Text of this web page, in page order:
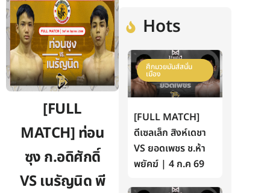
[FULL
MATCH] ท่อน
ซุง ก.อดิศักดิ์
VS เนรัญนิด พี
Hots
ศึกมวยมันส์สนั่น
เมือง
[FULL MATCH]
ดีเซลเล็ก สิงห์เดชา
VS ยอดเพชร ช.ห้า
พยัคฆ์ | 4 ก.ค 69